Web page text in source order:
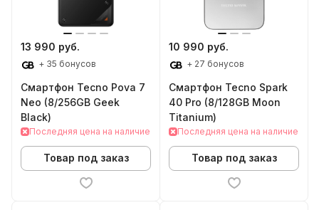
13 990 руб.
+ 35 бонусов
Смартфон Tecno Pova 7
Neo (8/256GB Geek
Black)
Последняя цена на наличие
Товар под заказ
10 990 руб.
+ 27 бонусов
Смартфон Tecno Spark
40 Pro (8/128GB Moon
Titanium)
Последняя цена на наличие
Товар под заказ